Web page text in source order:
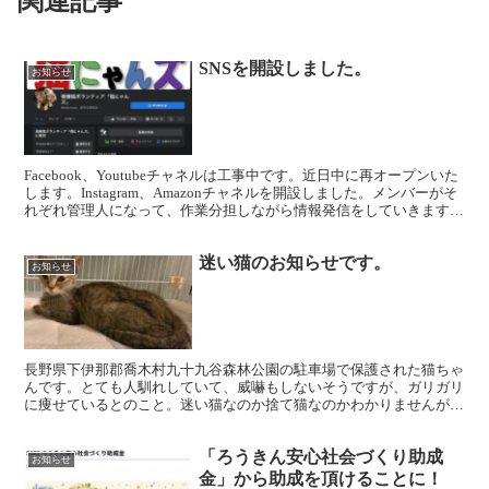
お知らせ SNSを開設しました。
Facebook、Youtubeチャネルは工事中です。近日中に再オープンいた
します。Instagram、Amazonチャネルを開設しました。メンバーがそ
れぞれ管理人になって、作業分担しながら情報発信をしていきます。
お知らせ 迷い猫のお知らせです。
長野県下伊那郡喬木村九十九谷森林公園の駐車場で保護された猫ちゃ
んです。とても人馴れしていて、威嚇もしないそうですが、ガリガリ
に痩せているとのこと。迷い猫なのか捨て猫なのかわかりませんが、
お知らせ
「ろうきん安心社会づくり助成
金」から助成を頂けることに！